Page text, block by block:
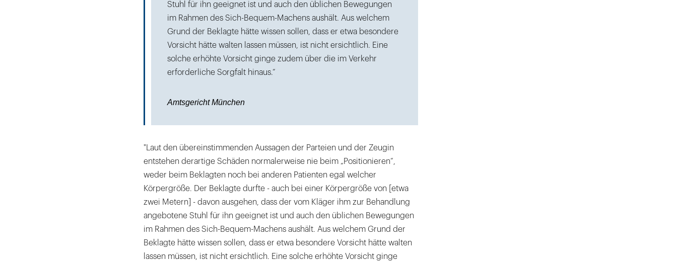
Stuhl für ihn geeignet ist und auch den üblichen Bewegungen
im Rahmen des Sich-Bequem-Machens aushält. Aus welchem
Grund der Beklagte hätte wissen sollen, dass er etwa besondere
Vorsicht hätte walten lassen müssen, ist nicht ersichtlich. Eine
solche erhöhte Vorsicht ginge zudem über die im Verkehr
erforderliche Sorgfalt hinaus.“
Amtsgericht München
"Laut den übereinstimmenden Aussagen der Parteien und der Zeugin
entstehen derartige Schäden normalerweise nie beim „Positionieren“,
weder beim Beklagten noch bei anderen Patienten egal welcher
Körpergröße. Der Beklagte durfte - auch bei einer Körpergröße von [etwa
zwei Metern] - davon ausgehen, dass der vom Kläger ihm zur Behandlung
angebotene Stuhl für ihn geeignet ist und auch den üblichen Bewegungen
im Rahmen des Sich-Bequem-Machens aushält. Aus welchem Grund der
Beklagte hätte wissen sollen, dass er etwa besondere Vorsicht hätte walten
lassen müssen, ist nicht ersichtlich. Eine solche erhöhte Vorsicht ginge